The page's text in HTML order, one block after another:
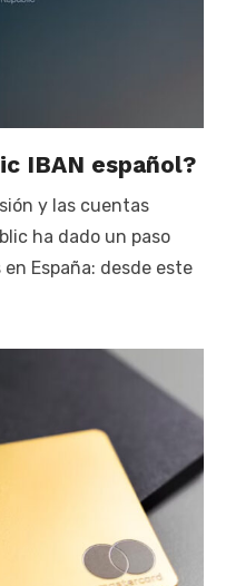
IBAN español?
y las cuentas
ha dado un paso
España: desde este